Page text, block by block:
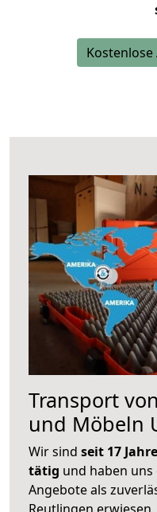
Transport
und Möbeln
Wir sind seit 17
tätig und haben
Angebote als